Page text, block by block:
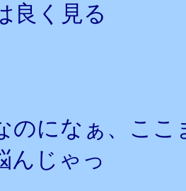
良く見る
のになぁ、こ
んじゃっ